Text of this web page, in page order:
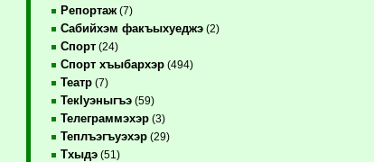
Репортаж(7)
Сабийхэм факъыхуеджэ(2)
Спорт(24)
Спорт хъыбархэр(494)
Театр(7)
ТекIуэныгъэ(59)
Телеграммэхэр(3)
Теплъэгъуэхэр(29)
Тхыдэ(51)